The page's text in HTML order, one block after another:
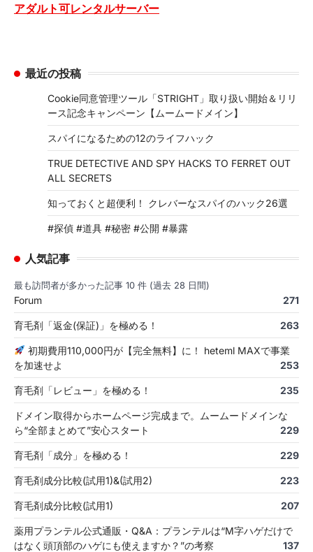
アダルト可レンタルサーバー
最近の投稿
Cookie同意管理ツール「STRIGHT」取り扱い開始＆リリ
ース記念キャンペーン【ムームードメイン】
スパイになるための12のライフハック
TRUE DETECTIVE AND SPY HACKS TO FERRET OUT
ALL SECRETS
知っておくと超便利！ クレバーなスパイのハック26選
#探偵 #道具 #秘密 #公開 #暴露
人気記事
最も訪問者が多かった記事 10 件 (過去 28 日間)
Forum 271
育毛剤「返金(保証)」を極める！ 263
初期費用110,000円が【完全無料】に！ heteml MAXで事業
を加速せよ
253
育毛剤「レビュー」を極める！ 235
ドメイン取得からホームページ完成まで。ムームードメインな
ら“全部まとめて”安心スタート
229
育毛剤「成分」を極める！ 229
育毛剤成分比較(試用1)&(試用2) 223
育毛剤成分比較(試用1) 207
薬用プランテル公式通販・Q&A：プランテルは“M字ハゲだけで
はなく頭頂部のハゲにも使えますか？”の考察
137